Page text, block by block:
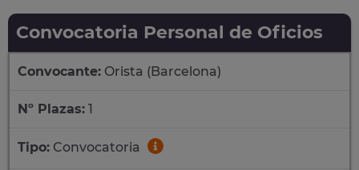
Convocatoria Personal de Oficios
Convocante: Orista (Barcelona)
Nº Plazas: 1
Tipo: Convocatoria